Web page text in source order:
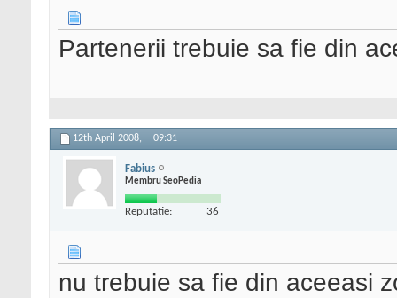
Partenerii trebuie sa fie din
12th April 2008, 09:31
Fabius
Membru SeoPedia
Reputatie: 36
nu trebuie sa fie din aceeasi